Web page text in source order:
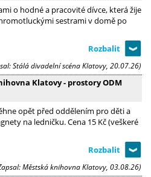
o hodné a pracovité dívce, která žije
sestrami v domě po
Stálá divadelní scéna Klatovy, 20.07.26)
Klatovy - prostory ODM
opět před oddělením pro děti a
na ledničku. Cena 15 Kč (veškeré
Městská knihovna Klatovy, 03.08.26)